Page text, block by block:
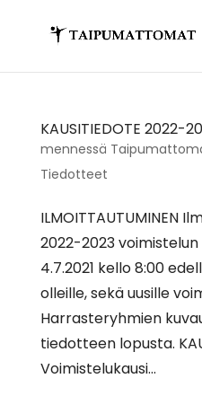
KAUSITIEDOTE 2022-
mennessä
Tiedotteet
ILMOITTAUTUMINEN
2022-2023
4.7.2021 kello 8:00
olleille, sekä uusille
Harrasteryhmien
tiedotteen lopusta.
Voimistelukausi...